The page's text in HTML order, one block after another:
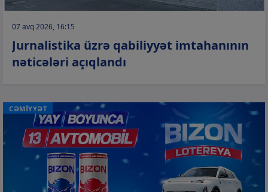
07 avq 2026, 16:15
Jurnalistika üzrə qabiliyyət imtahanının
nəticələri açıqlandı
CƏMİYYƏT